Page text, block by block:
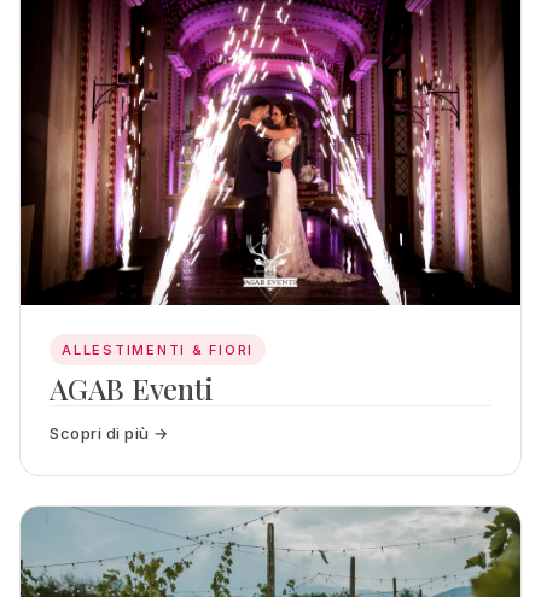
ALLESTIMENTI & FIORI
AGAB Eventi
Scopri di più →